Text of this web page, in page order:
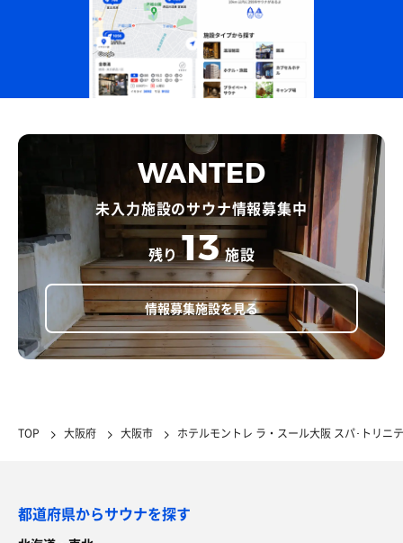
WANTED
未入力施設のサウナ情報募集中
残り 13 施設
情報募集施設を見る
TOP 大阪府 大阪市 ホテルモントレ ラ・スール大阪 スパ･トリニテ
都道府県からサウナを探す